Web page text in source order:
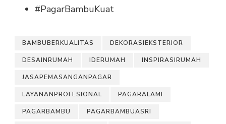
#PagarBambuKuat
BAMBUBERKUALITAS DEKORASIEKSTERIOR
DESAINRUMAH IDERUMAH INSPIRASIRUMAH
JASAPEMASANGANPAGAR
LAYANANPROFESIONAL PAGARALAMI
PAGARBAMBU PAGARBAMBUASRI